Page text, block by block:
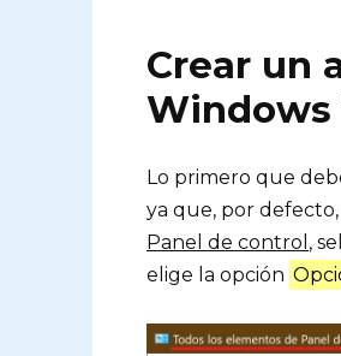
Crear un
Windows
Lo primero que
ya que, por
Panel de control ,
elige la opción